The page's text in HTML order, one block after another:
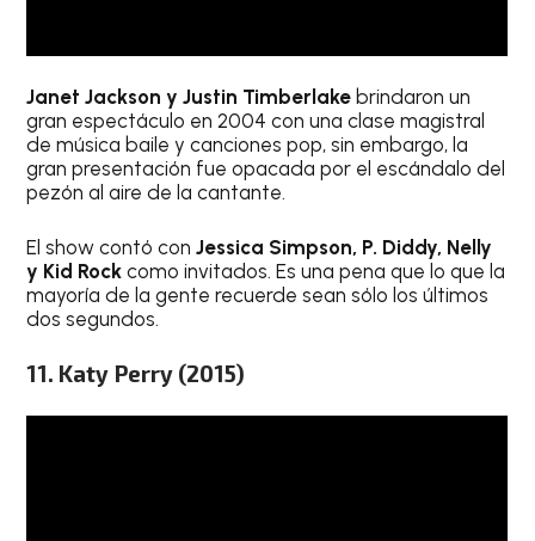
Janet Jackson y Justin Timberlake brindaron un
gran espectáculo en 2004 con una clase magistral
de música baile y canciones pop, sin embargo, la
gran presentación fue opacada por el escándalo del
pezón al aire de la cantante.
El show contó conJessica Simpson, P. Diddy, Nelly
y Kid Rock como invitados. Es una pena que lo que la
mayoría de la gente recuerde sean sólo los últimos
dos segundos.
11. Katy Perry (2015)